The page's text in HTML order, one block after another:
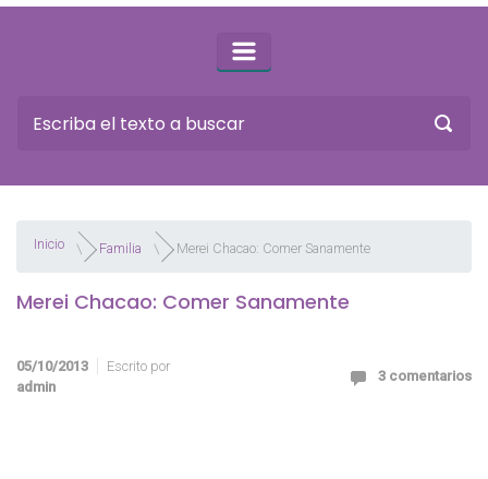
Inicio Familia Merei Chacao: Comer Sanamente
Merei Chacao: Comer Sanamente
05/10/2013
Escrito por
admin
3 comentarios